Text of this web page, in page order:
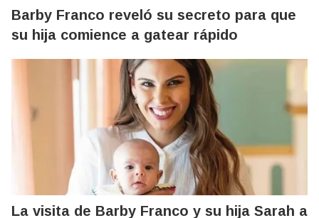
Barby Franco reveló su secreto para que
su hija comience a gatear rápido
La visita de Barby Franco y su hija Sarah a